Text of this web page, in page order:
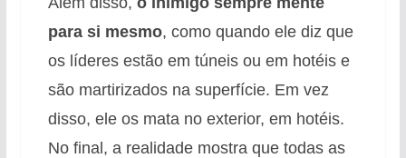
para si mesmo, como quando ele diz que
os líderes estão em túneis ou em hotéis e
são martirizados na superfície. Em vez
disso, ele os mata no exterior, em hotéis.
No final, a realidade mostra que todas as